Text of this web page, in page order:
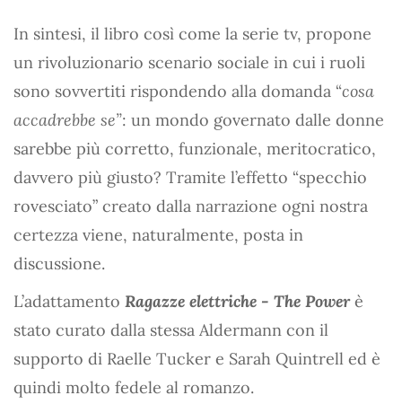
In sintesi, il libro così come la serie tv, propone
un rivoluzionario scenario sociale in cui i ruoli
sono sovvertiti rispondendo alla domanda “cosa
accadrebbe se”: un mondo governato dalle donne
sarebbe più corretto, funzionale, meritocratico,
davvero più giusto? Tramite l’effetto “specchio
rovesciato” creato dalla narrazione ogni nostra
certezza viene, naturalmente, posta in
discussione.
L’adattamento Ragazze elettriche - The Powerè
stato curato dalla stessa Aldermann con il
supporto di Raelle Tucker e Sarah Quintrell ed è
quindi molto fedele al romanzo.